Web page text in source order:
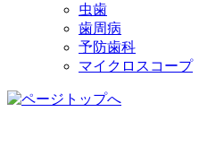
虫歯
歯周病
予防歯科
マイクロスコープ